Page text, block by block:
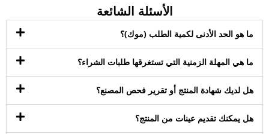
الأسئلة الشائعة
ما هو الحد الأدنى لكمية الطلب (موك)؟
ما هي المهلة الزمنية التي تستغرقها طلبات الشراء؟
هل لديك شهادة المنتج أو تقرير فحص المصنع؟
هل يمكنك تقديم عينات من المنتج؟